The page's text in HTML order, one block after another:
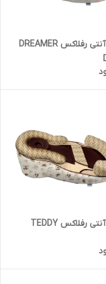
تشک آنتی رفلاکس DREAMER
تشک آنتی رفلاکس TEDDY